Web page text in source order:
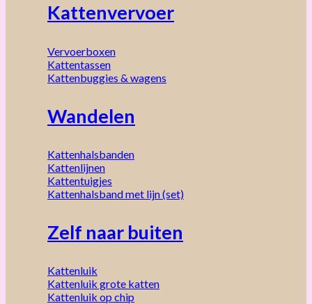
Kattenvervoer
Vervoerboxen
Kattentassen
Kattenbuggies & wagens
Wandelen
Kattenhalsbanden
Kattenlijnen
Kattentuigjes
Kattenhalsband met lijn (set)
Zelf naar buiten
Kattenluik
Kattenluik grote katten
Kattenluik op chip